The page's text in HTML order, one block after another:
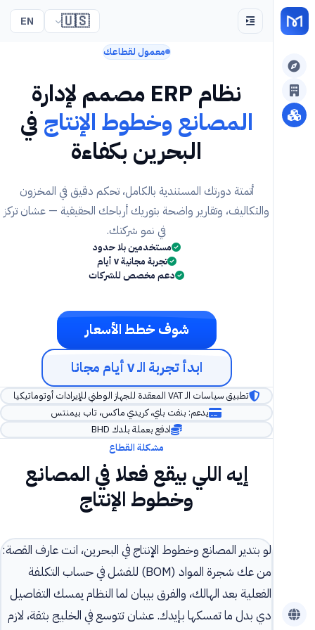
🇺🇸
EN
معمول لقطاعك
نظام ERP مصمم لإدارة
المصانع وخطوط الإنتاج في
البحرين بكفاءة
أتمتة دورتك المستندية بالكامل، تحكم دقيق في المخزون
والتكاليف، وتقارير واضحة بتوريك أرباحك الحقيقية — عشان تركز
في نمو شركتك.
مستخدمين بلا حدود
تجربة مجانية ٧ أيام
دعم مخصص للشركات
شوف خطط الأسعار
ابدأ تجربة الـ ٧ أيام مجانا
تطبيق سياسات الـ VAT المعقدة للجهاز الوطني للإيرادات أوتوماتيكيا
يدعم: بنفت باي، كريدي ماكس، تاب بيمنتس
ادفع بعملة بلدك BHD
مشكلة القطاع
إيه اللي بيقع فعلا في المصانع
وخطوط الإنتاج
لو بتدير المصانع وخطوط الإنتاج في البحرين، انت عارف القصة:
من عك شجرة المواد (BOM) للفشل في حساب التكلفة
الفعلية بعد الهالك، والفرق بيبان لما النظام يمسك التفاصيل
دي بدل ما تمسكها بإيدك. عشان تتوسع في الخليج بثقة، لازم